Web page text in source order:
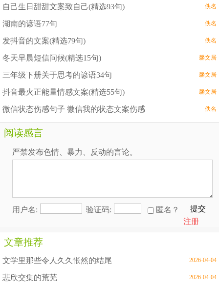
自己生日甜甜文案致自己(精选93句) 佚名
湖南的谚语77句 佚名
发抖音的文案(精选79句) 佚名
冬天早晨短信问候(精选15句) 馨文居
三年级下册关于思考的谚语34句 馨文居
抖音最火正能量情感文案(精选55句) 馨文居
微信状态伤感句子 微信我的状态文案伤感 佚名
阅读感言
严禁发布色情、暴力、反动的言论。
用户名: 验证码: 匿名？
提交
注册
文章推荐
文学里那些令人久久怅然的结尾 2026-04-04
悲欣交集的荒芜 2026-04-04